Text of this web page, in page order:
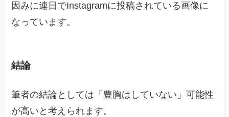
因みに連日でInstagramに投稿されている画像に
なっています。
結論
筆者の結論としては「豊胸はしていない」可能性
が高いと考えられます。